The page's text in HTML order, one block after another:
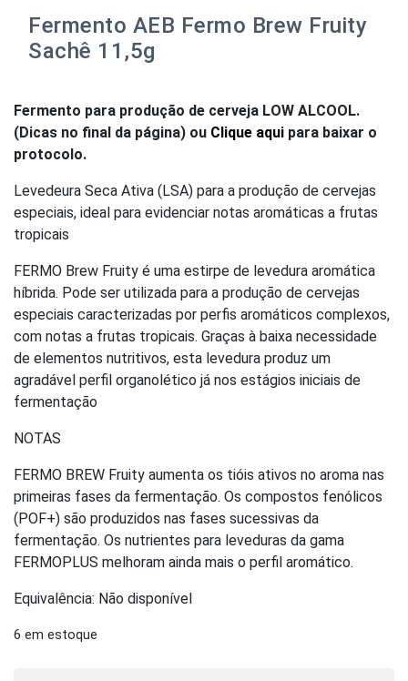
Fermento AEB Fermo Brew Fruity
Sachê 11,5g
Fermento para produção de cerveja LOW ALCOOL.
(Dicas no final da página) ou Clique aqui para baixar o
protocolo.
Levedeura Seca Ativa (LSA) para a produção de cervejas
especiais, ideal para evidenciar notas aromáticas a frutas
tropicais
FERMO Brew Fruity é uma estirpe de levedura aromática
híbrida. Pode ser utilizada para a produção de cervejas
especiais caracterizadas por perfis aromáticos complexos,
com notas a frutas tropicais. Graças à baixa necessidade
de elementos nutritivos, esta levedura produz um
agradável perfil organolético já nos estágios iniciais de
fermentação
NOTAS
FERMO BREW Fruity aumenta os tióis ativos no aroma nas
primeiras fases da fermentação. Os compostos fenólicos
(POF+) são produzidos nas fases sucessivas da
fermentação. Os nutrientes para leveduras da gama
FERMOPLUS melhoram ainda mais o perfil aromático.
Equivalência: Não disponível
6 em estoque